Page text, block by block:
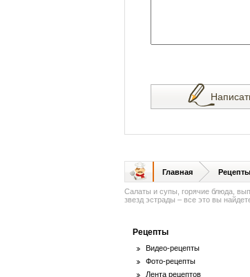
Главная Рецепты
Салаты и супы, горячие блюда,
звезд эстрады – все это вы
Рецепты
Видео-рецепты
Фото-рецепты
Лента рецептов